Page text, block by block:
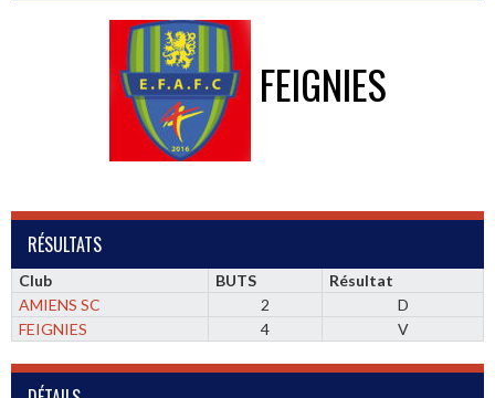
FEIGNIES
RÉSULTATS
Club BUTS
Résultat
AMIENS SC
2
D
FEIGNIES
4 V